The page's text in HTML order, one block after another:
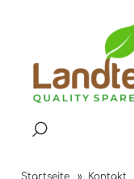
Startseite » Kontakt